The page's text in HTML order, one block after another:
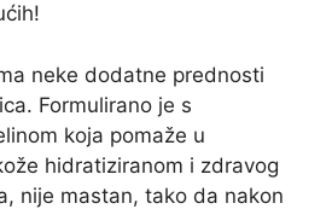
neke dodatne prednosti
Formulirano je s
koja pomaže u
hidratiziranom i zdravog
nije mastan, tako da nakon